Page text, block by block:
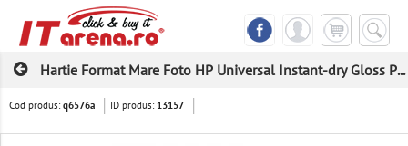
Hartie Format Mare Foto HP Universal Instant-dry Gloss P...
Cod produs:q6576a ID produs: 13157